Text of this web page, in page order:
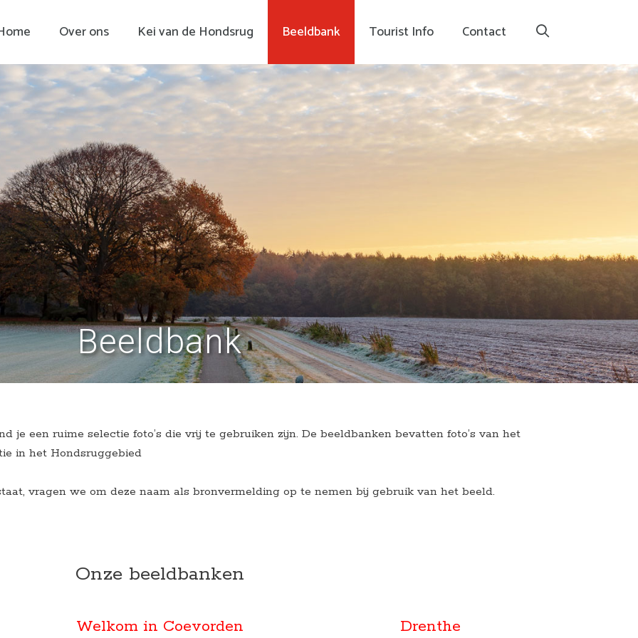
Over ons Kei van de Hondsrug Beeldbank Tourist Info Contact
Beeldbank
je een ruime selectie foto’s die vrij te gebruiken zijn. De beeldbanken bevatten foto’s van het
in het Hondsruggebied
vragen we om deze naam als bronvermelding op te nemen bij gebruik van het beeld.
Onze beeldbanken
Welkom in Coevorden Drenthe